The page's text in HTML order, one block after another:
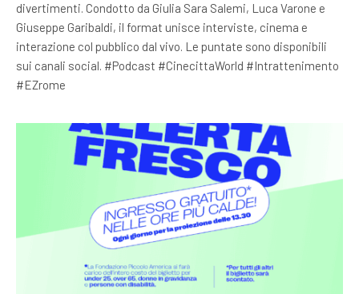
divertimenti. Condotto da Giulia Sara Salemi, Luca Varone e
Giuseppe Garibaldi, il format unisce interviste, cinema e
interazione col pubblico dal vivo. Le puntate sono disponibili
sui canali social. #Podcast #CinecittaWorld #Intrattenimento
#EZrome